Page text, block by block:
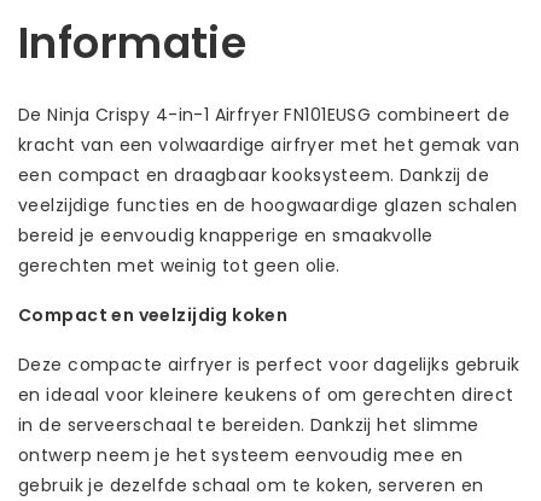
Informatie
De Ninja Crispy 4-in-1 Airfryer FN101EUSG combineert de
kracht van een volwaardige airfryer met het gemak van
een compact en draagbaar kooksysteem. Dankzij de
veelzijdige functies en de hoogwaardige glazen schalen
bereid je eenvoudig knapperige en smaakvolle
gerechten met weinig tot geen olie.
Compact en veelzijdig koken
Deze compacte airfryer is perfect voor dagelijks gebruik
en ideaal voor kleinere keukens of om gerechten direct
in de serveerschaal te bereiden. Dankzij het slimme
ontwerp neem je het systeem eenvoudig mee en
gebruik je dezelfde schaal om te koken, serveren en